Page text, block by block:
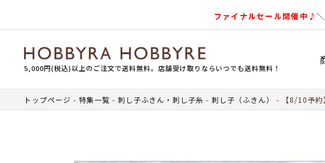
ファイナルセール開催中♪
5,000円(税込)以上のご注文で送料無料。店舗受け取りならいつでも送料無料！
トップページ 特集一覧 刺し子ふきん・刺し子糸 刺し子（ふきん） 【8/10予